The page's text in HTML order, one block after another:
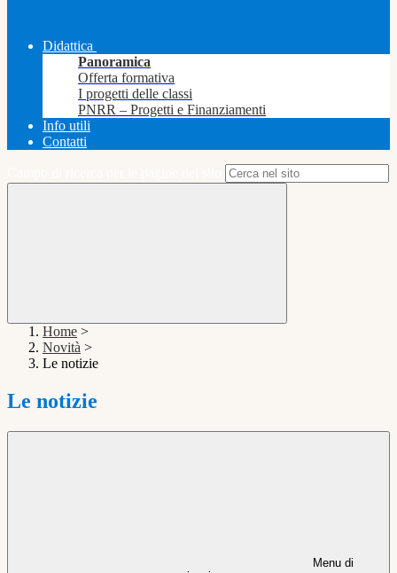
Didattica
Panoramica
Offerta formativa
I progetti delle classi
PNRR – Progetti e Finanziamenti
Info utili
Contatti
Home >
Novità >
Le notizie
Le notizie
Menu di